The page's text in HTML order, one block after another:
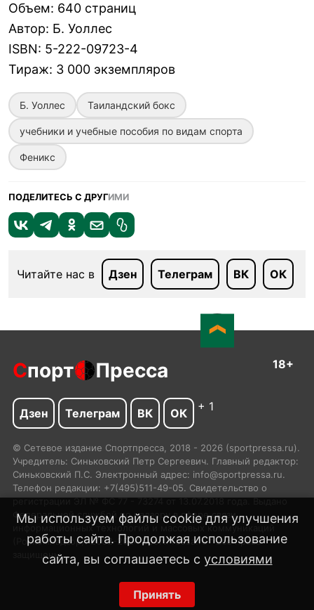
Объем: 640 страниц
Автор: Б. Уоллес
ISBN: 5-222-09723-4
Тираж: 3 000 экземпляров
Б. Уоллес Таиландский бокс
учебники и учебные пособия по видам спорта
Феникс
ПОДЕЛИТЕСЬ С ДРУГИМИ
Читайте нас в Дзен Телеграм ВК ОК
Мы используем файлы cookie для улучшения
работы сайта. Продолжая использование
сайта, вы соглашаетесь с условиями
Принять
Спорт Пресса 18+
Дзен Телеграм ВК ОК + 1
© Сетевое издание Спортпресса, 2018 - 2026 (sportpressa.ru).
Учредитель: Синьковский Петр Сергеевич. Главный редактор:
Синьковский П.С. Электронный адрес: info@sportpressa.ru.
Телефон редакции: +7(495)511-49-05. Свидетельство о
регистрации ЭЛ № ФС 77 - 73274 от 13.07.2018 года. Выдано
Федеральной службой по надзору в сфере связи,
информационных технологий и массовых коммуникаций
(Роскомнадзор). 2002-2024 SportPressa.ru™ Все права
защищены.